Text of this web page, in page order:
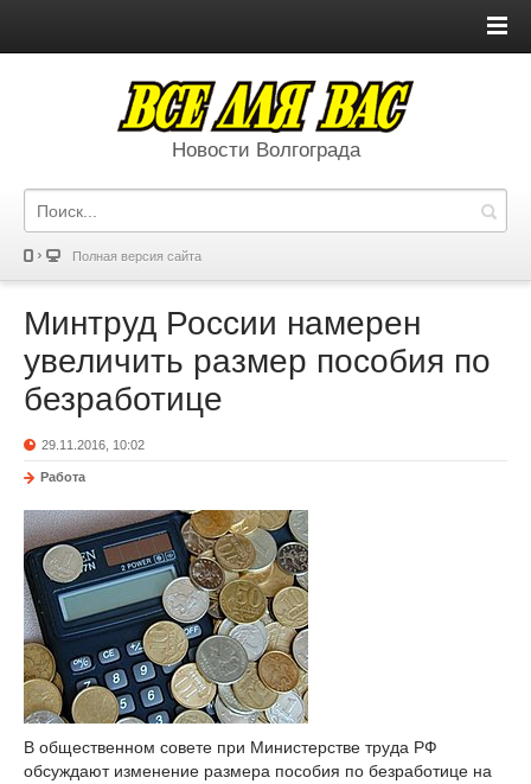
Новости Волгограда
Полная версия сайта
Минтруд России намерен
увеличить размер пособия по
безработице
29.11.2016, 10:02
Работа
В общественном совете при Министерстве труда РФ
обсуждают изменение размера пособия по безработице на